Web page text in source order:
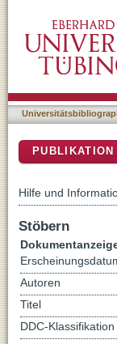
and sucrose
PUBLIKATION
Hilfe und
Stöbern
Autoren
Titel
DDC-Klassifikation